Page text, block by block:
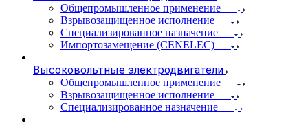
Общепромышленное применение
Взрывозащищенное исполнение
Специализированное назначение
Импортозамещение (CENELEC)
Высоковольтные электродвигатели
Общепромышленное применение
Взрывозащищенное исполнение
Специализированное назначение